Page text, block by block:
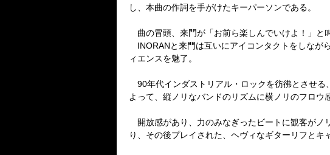
し、本曲の作詞を手がけたキーパーソンである。
曲の冒頭、来門が「お前ら楽しんでいけよ！」と
INORANと来門は互いにアイコンタクトをしなが
ィエンスを魅了。
90年代インダストリアル・ロックを彷彿とさせる
よって、縦ノリなバンドのリズムに横ノリのフロウ
開放感があり、力のみなぎったビートに観客がノ
り、その後プレイされた、ヘヴィなギターリフとキ